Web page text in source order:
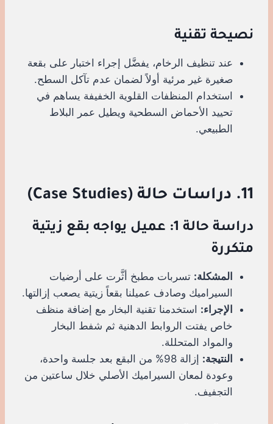
نصيحة تقنية
عند تنظيف الرخام، يفضَّل إجراء اختبار على بقعة
صغيرة غير مرئية أولاً لضمان عدم تآكل السطح.
استخدام المنظفات القلوية الخفيفة يساهم في
تحييد الأحماض السطحية ويطيل عمر البلاط
الطبيعي.
11. دراسات حالة (Case Studies)
دراسة حالة 1: عميل يواجه بقع زيتية
متكررة
المشكلة: تسربات مطبخ أثَّرت على أرضيات
السيراميك وصادف عميلنا بقعاً زيتية يصعب إزالتها.
الإجراء: استخدمنا تقنية البخار مع إضافة منظف
خاص يفتت الروابط الدهنية ثم شفط البخار
والمواد المتحللة.
النتيجة:
إزالة 98% من البقع بعد جلسة واحدة،
وعودة لمعان السيراميك الأصلي خلال ساعتين من
التجفيف.